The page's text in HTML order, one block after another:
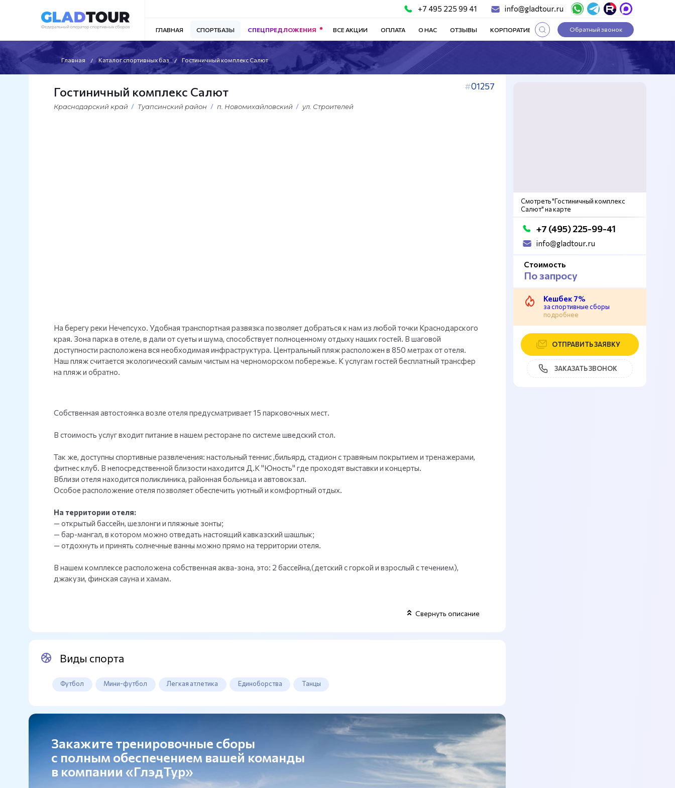
+7 495 225 99 41 info@gladtour.ru
ГЛАВНАЯ СПОРТБАЗЫ СПЕЦПРЕДЛОЖЕНИЯ ВСЕ АКЦИИ ОПЛАТА О НАС ОТЗЫВЫ КОРПОРАТИВНЫЕ ТУРЫ СТАТЬИ
Обратный звонок
Главная Каталог спортивных баз Гостиничный комплекс Салют
01257
Гостиничный комплекс Салют
Краснодарский край Туапсинский район п. Новомихайловский ул. Строителей
На берегу реки Нечепсухо. Удобная транспортная развязка позволяет добраться к нам из любой точки Краснодарского
края. Зона парка в отеле, в дали от суеты и шума, способствует полноценному отдыху наших гостей. В шаговой
доступности расположена вся необходимая инфраструктура. Центральный пляж расположен в 850 метрах от отеля.
Наш пляж считается экологический самым чистым на черноморском побережье. К услугам гостей бесплатный трансфер
на пляж и обратно.
Собственная автостоянка возле отеля предусматривает 15 парковочных мест.
В стоимость услуг входит питание в нашем ресторане по системе шведский стол.
Так же, доступны спортивные развлечения: настольный теннис ,бильярд, стадион с травяным покрытием и тренажерами,
фитнес клуб. В непосредственной близости находится Д.К "Юность" где проходят выставки и концерты.
Вблизи отеля находится поликлиника, районная больница и автовокзал.
Особое расположение отеля позволяет обеспечить уютный и комфортный отдых.
На территории отеля:
— открытый бассейн, шезлонги и пляжные зонты;
— бар-мангал, в котором можно отведать настоящий кавказский шашлык;
— отдохнуть и принять солнечные ванны можно прямо на территории отеля.
В нашем комплексе расположена собственная аква-зона, это: 2 бассейна,(детский с горкой и взрослый с течением),
джакузи, финская сауна и хамам.
Свернуть описание
Виды спорта
Футбол Мини-футбол Легкая атлетика Единоборства Танцы
Закажите тренировочные сборы
с полным обеспечением вашей команды
в компании «ГлэдТур»
Смотреть "Гостиничный комплекс
Салют" на карте
+7 (495) 225-99-41
info@gladtour.ru
Стоимость
По запросу
Кешбек 7%
за спортивные сборы
подробнее
ОТПРАВИТЬ ЗАЯВКУ
ЗАКАЗАТЬ ЗВОНОК